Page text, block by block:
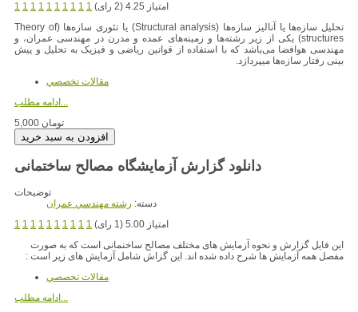
1 1 1 1 1 1 1 1 1 1
امتیاز 4.25 (2 رای)
تحلیل سازه‌ها یا آنالیز سازه‌ها (Structural analysis) یا تئوری سازه‌ها (Theory of
structures) یکی از زیر رشته‌ها و زمینه‌های عمده و مدرن در مهندسی عمران، و
مهندسی هوافضا می‌باشد که با استفاده از قوانین ریاضی و فیزیک به تحلیل و پیش
بینی رفتار سازه‌ها میپردازد.
مقالات تخصصي
ادامه مطلب...
5,000 تومان
دانلود گزارش آزمایشگاه مصالح ساختمانی
توضیحات
دسته: رشته مهندسي عمران
1 1 1 1 1 1 1 1 1 1
امتیاز 5.00 (1 رای)
این فایل گزارش و نحوه آزمایش های مختلف مصالح ساخنمانی است که به صورت
مفصل همه آزمایش ها شرح داده شده اند. این گزاش شامل آزمایش های زیر است :
مقالات تخصصي
ادامه مطلب...